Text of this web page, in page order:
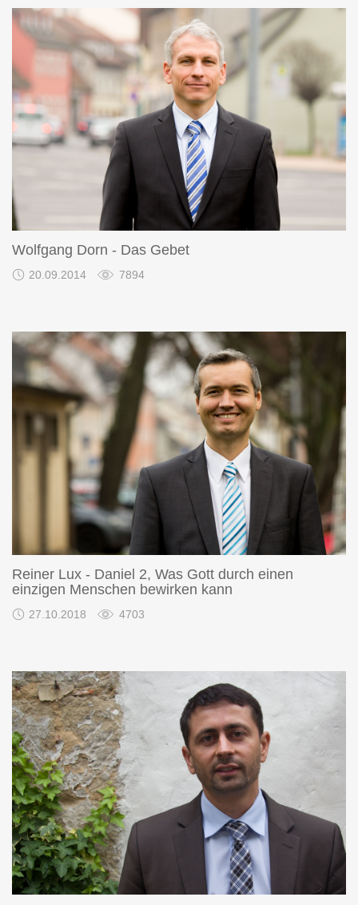
Wolfgang Dorn - Das Gebet
20.09.2014 7894
Reiner Lux - Daniel 2, Was Gott durch einen
einzigen Menschen bewirken kann
27.10.2018 4703